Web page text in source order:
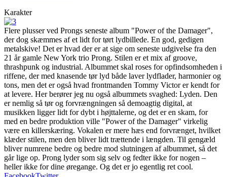
Karakter
Flere plusser ved Prongs seneste album "Power of the Damager",
der dog skæmmes af et lidt for tørt lydbillede. En god, gedigen
metalskive! Det er hvad der er at sige om seneste udgivelse fra den
21 år gamle New York trio Prong. Stilen er et mix af groove,
thrashpunk og industrial. Albummet skal roses for opfindsomheden i
riffene, der med knasende tør lyd både laver lydflader, harmonier og
tons, men det er også hvad frontmanden Tommy Victor er kendt for
at levere. Her berører jeg nu også albummets svaghed: Lyden. Den
er nemlig så tør og forvrængningen så demoagtig digital, at
musikken ligger lidt for dybt i højttalerne, og det er en skam, for
med en bedre produktion ville "Power of the Damager" virkelig
være en killerskæring. Vokalen er mere hæs end forvrænget, hvilket
klæder stilen, men den bliver lidt trættende i længden. Til gengæld
bliver numrene bedre og bedre mod slutningen af albummet, så det
går lige op. Prong lyder som sig selv og fedter ikke for nogen –
heller ikke for dine øregange. Og det er jo egentlig ret cool.